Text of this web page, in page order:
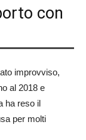
con
improvviso,
al 2018 e
ha reso il
per molti